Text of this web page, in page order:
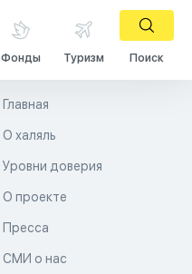
Фонды Туризм Поиск
Главная
О халяль
Уровни доверия
О проекте
Пресса
СМИ о нас